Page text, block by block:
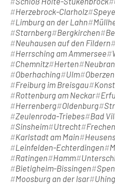
Herzebrock-Clarholz
Limburg an der Lahn
Starnberg Bergkirchen
Neuhausen auf den Fildern
Herrsching am Ammersee
Chemnitz Herten
Oberhaching Ulm
Freiburg im Breisgau
Rottenburg am Neckar
Herrenberg Oldenburg
Zeulenroda-Triebes Bad
Sinsheim Utrecht Frechen
Karlstadt am Main
Leinfelden-Echterdingen
Ratingen
Hamm
Bietigheim-Bissingen
Moosburg an der Isar